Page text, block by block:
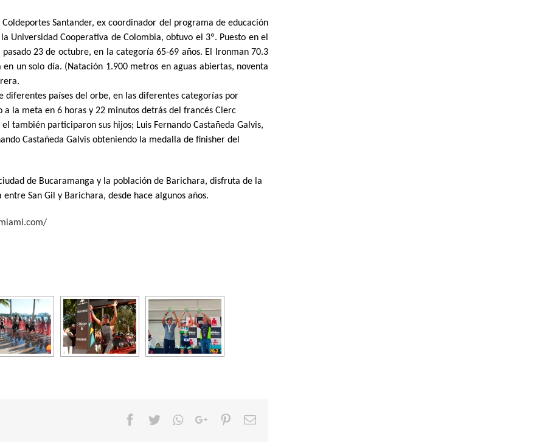
Santander, ex coordinador del programa de educación
Universidad Cooperativa de Colombia, obtuvo el 3º. Puesto en el
23 de octubre, en la categoría 65-69 años. El Ironman 70.3
un solo día. (Natación 1.900 metros en aguas abiertas, noventa
países del orbe, en las diferentes categorías por
la meta en 6 horas y 22 minutos detrás del francés Clerc
también participaron sus hijos; Luis Fernando Castañeda Galvis,
Castañeda Galvis obteniendo la medalla de finisher del
de Bucaramanga y la población de Barichara, disfruta de la
San Gil y Barichara, desde hace algunos años.
Facebook
TwitterWhatsapp
Google+Pinterest
Email